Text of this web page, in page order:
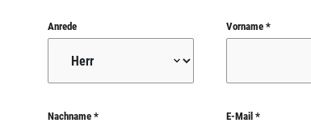
Anrede Vorname *
Nachname * E-Mail *